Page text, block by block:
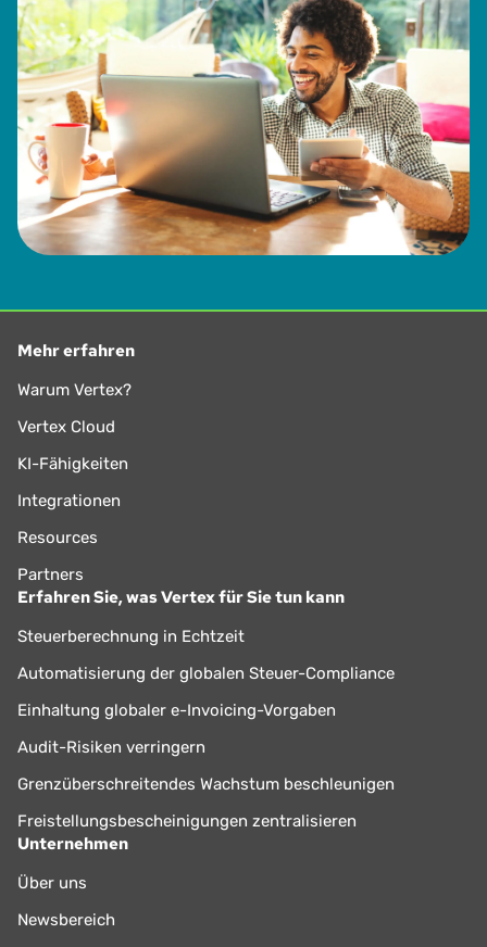
Mehr erfahren
Warum Vertex?
Vertex Cloud
KI-Fähigkeiten
Integrationen
Resources
Partners
Erfahren Sie, was Vertex für Sie tun kann
Steuerberechnung in Echtzeit
Automatisierung der globalen Steuer-Compliance
Einhaltung globaler e-Invoicing-Vorgaben
Audit-Risiken verringern
Grenzüberschreitendes Wachstum beschleunigen
Freistellungsbescheinigungen zentralisieren
Unternehmen
Über uns
Newsbereich